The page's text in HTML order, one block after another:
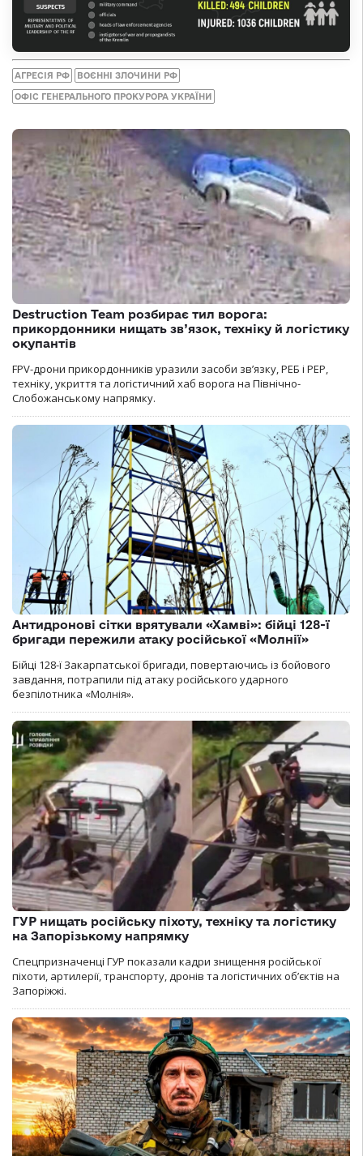
АГРЕСІЯ РФ ВОЄННІ ЗЛОЧИНИ РФ
ОФІС ГЕНЕРАЛЬНОГО ПРОКУРОРА УКРАЇНИ
Destruction Team розбирає тил ворога:
прикордонники нищать зв’язок, техніку й логістику
окупантів
FPV-дрони прикордонників уразили засоби зв’язку, РЕБ і РЕР,
техніку, укриття та логістичний хаб ворога на Північно-
Слобожанському напрямку.
Антидронові сітки врятували «Хамві»: бійці 128-ї
бригади пережили атаку російської «Молнії»
Бійці 128-ї Закарпатської бригади, повертаючись із бойового
завдання, потрапили під атаку російського ударного
безпілотника «Молнія».
ГУР нищать російську піхоту, техніку та логістику
на Запорізькому напрямку
Спецпризначенці ГУР показали кадри знищення російської
піхоти, артилерії, транспорту, дронів та логістичних об’єктів на
Запоріжжі.